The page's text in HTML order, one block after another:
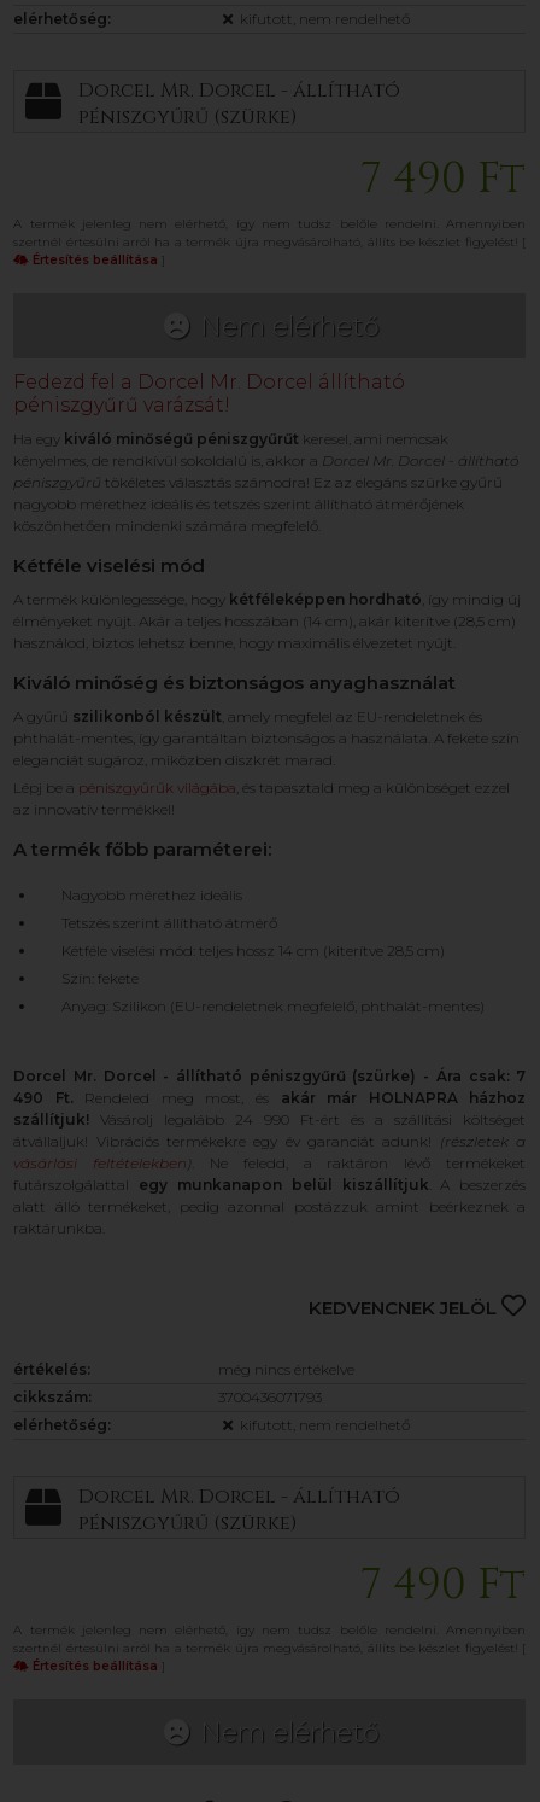
elérhetőség:
kifutott, nem rendelhető
Dorcel Mr. Dorcel - állítható
péniszgyűrű (szürke)
7 490 Ft
A termék jelenleg nem elérhető, így nem tudsz belőle rendelni. Amennyiben
szertnél értesülni arról ha a termék újra megvásárolható, állíts be készlet figyelést! [
Értesítés beállítása ]
Nem elérhető
Fedezd fel a Dorcel Mr. Dorcel állítható
péniszgyűrű varázsát!
Ha egy kiváló minőségű péniszgyűrűt keresel, ami nemcsak
kényelmes, de rendkívül sokoldalú is, akkor a Dorcel Mr. Dorcel - állítható
péniszgyűrű tökéletes választás számodra! Ez az elegáns szürke gyűrű
nagyobb mérethez ideális és tetszés szerint állítható átmérőjének
köszönhetően mindenki számára megfelelő.
Kétféle viselési mód
A termék különlegessége, hogy kétféleképpen hordható, így mindig új
élményeket nyújt. Akár a teljes hosszában (14 cm), akár kiterítve (28,5 cm)
használod, biztos lehetsz benne, hogy maximális élvezetet nyújt.
Kiváló minőség és biztonságos anyaghasználat
A gyűrű szilikonból készült, amely megfelel az EU-rendeletnek és
phthalát-mentes, így garantáltan biztonságos a használata. A fekete szín
eleganciát sugároz, miközben diszkrét marad.
Lépj be a péniszgyűrűk világába, és tapasztald meg a különbséget ezzel
az innovatív termékkel!
A termék főbb paraméterei:
Nagyobb mérethez ideális
Tetszés szerint állítható átmérő
Kétféle viselési mód: teljes hossz 14 cm (kiterítve 28,5 cm)
Szín: fekete
Anyag: Szilikon (EU-rendeletnek megfelelő, phthalát-mentes)
Dorcel Mr. Dorcel - állítható péniszgyűrű (szürke) - Ára csak: 7
490 Ft. Rendeled meg most, és akár már HOLNAPRA házhoz
szállítjuk! Vásárolj legalább 24 990 Ft-ért és a szállítási költséget
átvállaljuk! Vibrációs termékekre egy év garanciát adunk! (részletek a
vásárlási feltételekben ) . Ne feledd, a raktáron lévő termékeket
futárszolgálattal egy munkanapon belül kiszállítjuk . A beszerzés
alatt álló termékeket, pedig azonnal postázzuk amint beérkeznek a
raktárunkba.
KEDVENCNEK JELÖL
értékelés:
még nincs értékelve
cikkszám:
3700436071793
elérhetőség:
kifutott, nem rendelhető
Dorcel Mr. Dorcel - állítható
péniszgyűrű (szürke)
7 490 Ft
A termék jelenleg nem elérhető, így nem tudsz belőle rendelni. Amennyiben
szertnél értesülni arról ha a termék újra megvásárolható, állíts be készlet figyelést! [
Értesítés beállítása ]
Nem elérhető